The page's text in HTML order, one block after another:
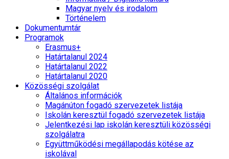
Magyar nyelv és irodalom
Történelem
Dokumentumtár
Programok
Erasmus+
Határtalanul 2024
Határtalanul 2022
Határtalanul 2020
Közösségi szolgálat
Általános információk
Magánúton fogadó szervezetek listája
Iskolán keresztül fogadó szervezetek listája
Jelentkezési lap iskolán keresztüli közösségi
szolgálatra
Együttműködési megállapodás kötése az
iskolával